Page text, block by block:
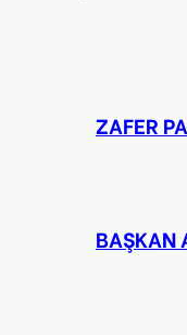
ZAFER
BAŞKAN